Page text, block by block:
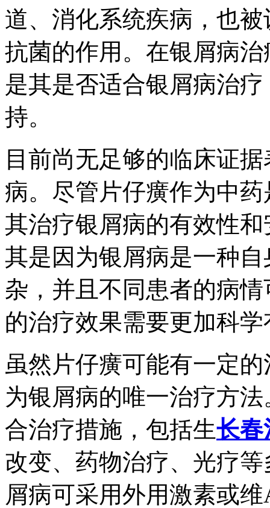
道、消化系统疾病，也
抗菌的作用。在银屑病
是其是否适合银屑病治
持。
目前尚无足够的临床证
病。尽管片仔癀作为中
其治疗银屑病的有效性
其是因为银屑病是一种
杂，并且不同患者的病
的治疗效果需要更加科
虽然片仔癀可能有一定
为银屑病的唯一治疗方
合治疗措施，包括生长春
改变、药物治疗、光疗
屑病可采用外用激素或